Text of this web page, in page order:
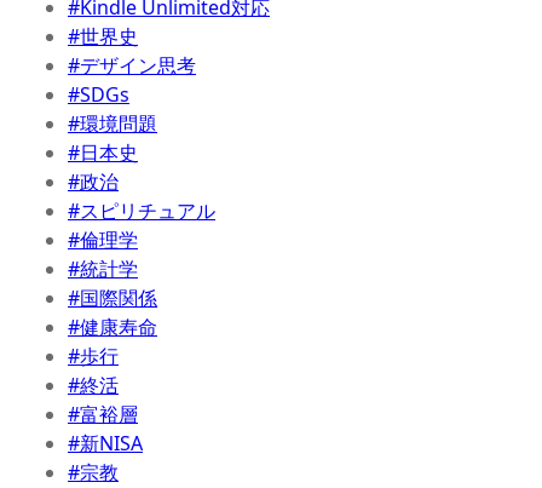
#Kindle Unlimited対応
#世界史
#デザイン思考
#SDGs
#環境問題
#日本史
#政治
#スピリチュアル
#倫理学
#統計学
#国際関係
#健康寿命
#歩行
#終活
#富裕層
#新NISA
#宗教